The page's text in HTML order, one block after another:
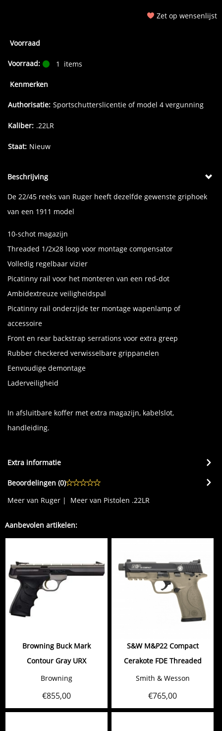
Zet op wensenlijst
Voorraad
Voorraad: 1 items
Kenmerken
Authorisatie: Sportschutterslicentie of model 4 vergunning
Kaliber: .22LR
Staat: Nieuw
Beschrijving
De 22/45 reeks van Ruger heeft dezelfde gewenste griphoek
van een 1911 model
10-schot magazijn
Threaded 1/2x28 loop voor montage compensator
Volledig regelbaar vizier
Picatinny rail voor het monteren van een red-dot
Ambidextreuze veiligheidspal
Picatinny rail onderzijde ter montage wapenlamp of
accessoire
Front en rear backstrap serrations voor extra greep
Rubber checkered verwisselbare grippanelen
Eenvoudige demontage
Laderveiligheid
In afsluitbare koffer met extra magazijn, kabelslot,
handleiding.
Extra informatie
Beoordelingen (0)
Meer van Ruger | Meer van Pistolen .22LR
Aanbevolen artikelen:
Browning Buck Mark
Contour Gray URX
Browning
€855,00
S&W M&P22 Compact
Cerakote FDE Threaded
Smith & Wesson
€765,00